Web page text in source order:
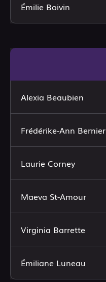
Émilie Boivin
Alexia Beaubien
Frédérike-Ann Bernier
Laurie Corney
Maeva St-Amour
Virginia Barrette
Émiliane Luneau